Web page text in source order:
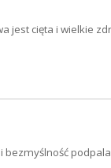
jest cięta i wielkie
bezmyślność